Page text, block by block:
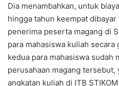
Dia menambahkan, untuk
hingga tahun keempat
penerima peserta magang di
para mahasiswa kuliah
kedua para mahasiswa sudah
perusahaan magang tersebut,
angkatan kuliah di ITB